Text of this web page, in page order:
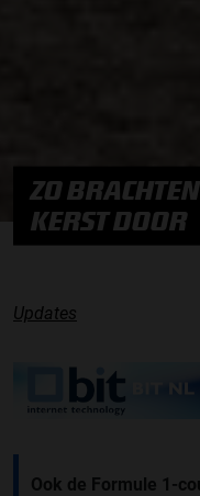
ZO
KERST DOOR
Updates
Ook de Formule 1-